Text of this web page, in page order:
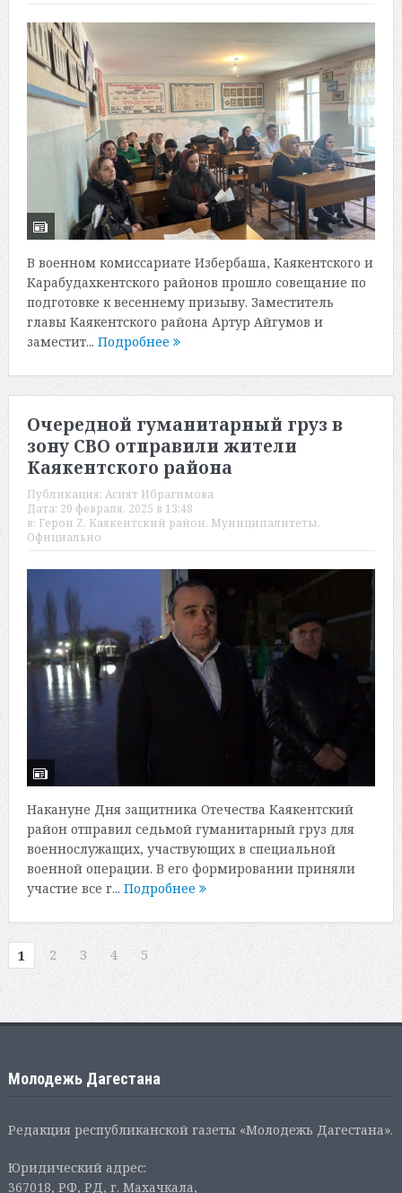
В военном комиссариате Избербаша, Каякентского и
Карабудахкентского районов прошло совещание по
подготовке к весеннему призыву. Заместитель
главы Каякентского района Артур Айгумов и
заместит... Подробнее
Очередной гуманитарный груз в
зону СВО отправили жители
Каякентского района
Публикация: Асият Ибрагимова
Дата: 20 февраля, 2025 в 13:48
в: Герои Z, Каякентский район, Муниципалитеты,
Официально
Накануне Дня защитника Отечества Каякентский
район отправил седьмой гуманитарный груз для
военнослужащих, участвующих в специальной
военной операции. В его формировании приняли
участие все г... Подробнее
1 2 3 4 5
Молодежь Дагестана
Редакция республиканской газеты «Молодежь Дагестана».
Юридический адрес:
367018, РФ, РД, г. Махачкала,